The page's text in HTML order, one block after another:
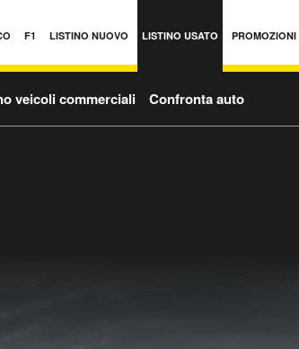
F1 LISTINO NUOVO LISTINO USATO PROMOZIONI
veicoli commerciali Confronta auto